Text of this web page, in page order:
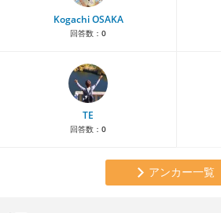
Kogachi OSAKA
回答数： 0
TE
回答数： 0
アンカー一覧